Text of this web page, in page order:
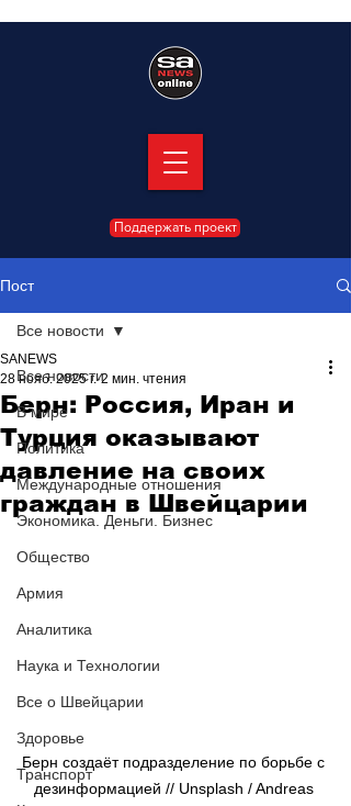
Поддержать проект
Пост
Все новости
В мире
Политика
Международные отношения
Экономика. Деньги. Бизнес
Общество
Армия
Аналитика
Наука и Технологии
Все о Швейцарии
Здоровье
Транспорт
Все новости
Берн: Россия, Иран и
Турция оказывают
давление на своих
граждан в Швейцарии
SANEWS
28 нояб. 2025 г. 2 мин. чтения
Берн создаёт подразделение по борьбе с
дезинформацией // Unsplash / Andreas